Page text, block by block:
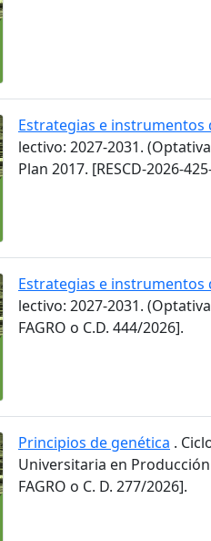
Estrategias e
lectivo: 2027-2031.
Plan 2017. [RESCD-2026-
Estrategias e
lectivo: 2027-2031.
FAGRO o C.D. 444/2026].
Principios de genética .
Universitaria en Producción
FAGRO o C. D. 277/2026].